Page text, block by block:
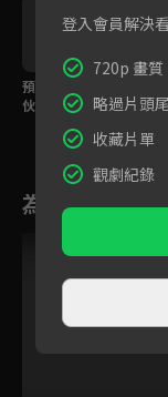
預告｜又小又可愛的傢
伙「吉伊卡哇」！有朋
為您推薦
登入會員解決
720p 畫質
略過片頭尾
收藏片單
觀劇紀錄